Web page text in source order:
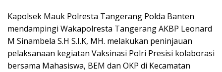
Kapolsek Mauk Polresta Tangerang Polda Banten
mendampingi Wakapolresta Tangerang AKBP Leonard
M Sinambela S.H S.I.K, MH. melakukan peninjauan
pelaksanaan kegiatan Vaksinasi Polri Presisi kolaborasi
bersama Mahasiswa, BEM dan OKP di Kecamatan